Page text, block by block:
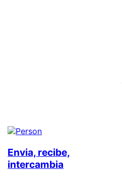
Envia, recibe,
intercambia